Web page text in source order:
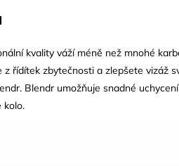
kvality váží méně než mnohé
řídítek zbytečnosti a zlepšete vizáž
Blendr umožňuje snadné uchycení
kolo.